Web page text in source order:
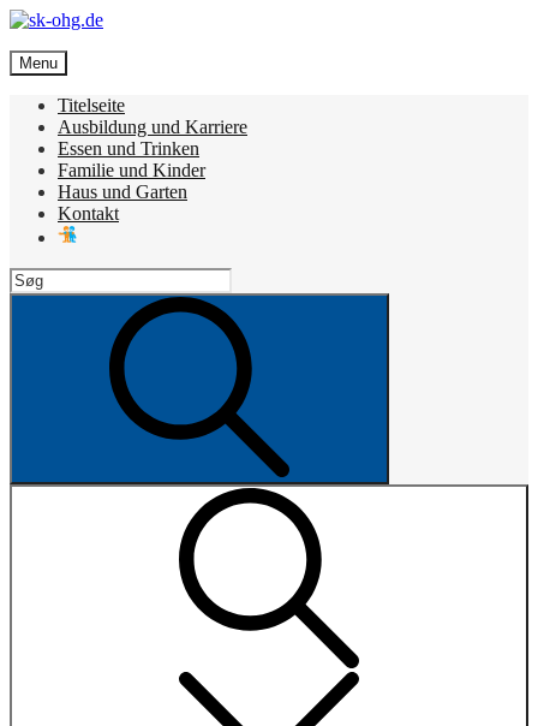
Skip
content
sk-ohg.de
Die besten Neuigkeiten
Menu
Titelseite
Ausbildung und Karriere
Essen und Trinken
Familie und Kinder
Haus und Garten
Kontakt
Search
for: